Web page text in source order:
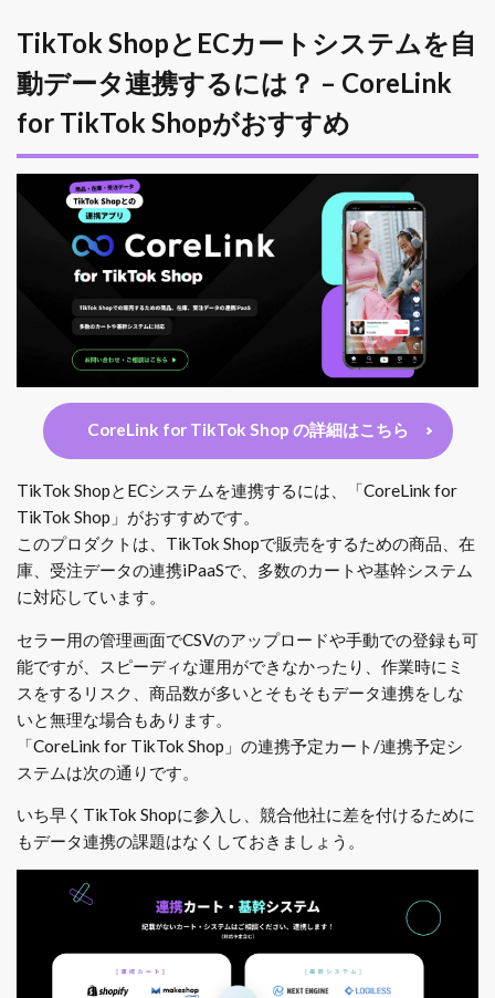
TikTok ShopとECカートシステムを自
動データ連携するには？ – CoreLink
for TikTok Shopがおすすめ
CoreLink for TikTok Shop の詳細はこちら
TikTok ShopとECシステムを連携するには、「CoreLink for
TikTok Shop」がおすすめです。
このプロダクトは、TikTok Shopで販売をするための商品、在
庫、受注データの連携iPaaSで、多数のカートや基幹システム
に対応しています。
セラー用の管理画面でCSVのアップロードや手動での登録も可
能ですが、スピーディな運用ができなかったり、作業時にミ
スをするリスク、商品数が多いとそもそもデータ連携をしな
いと無理な場合もあります。
「CoreLink for TikTok Shop」の連携予定カート/連携予定シ
ステムは次の通りです。
いち早くTikTok Shopに参入し、競合他社に差を付けるために
もデータ連携の課題はなくしておきましょう。